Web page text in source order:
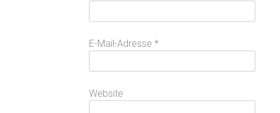
E-Mail-Adresse *
Website